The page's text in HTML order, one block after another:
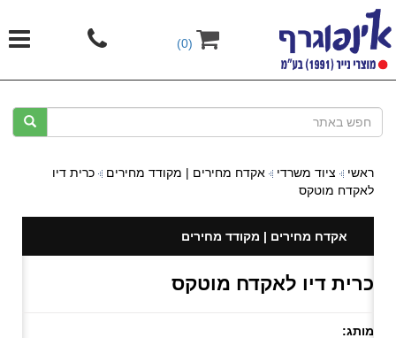
(0)
ראשי ציוד משרדי אקדח מחירים | מקודד מחירים
כרית דיו
לאקדח מוטקס
אקדח מחירים | מקודד מחירים
כרית דיו לאקדח מוטקס
מותג: